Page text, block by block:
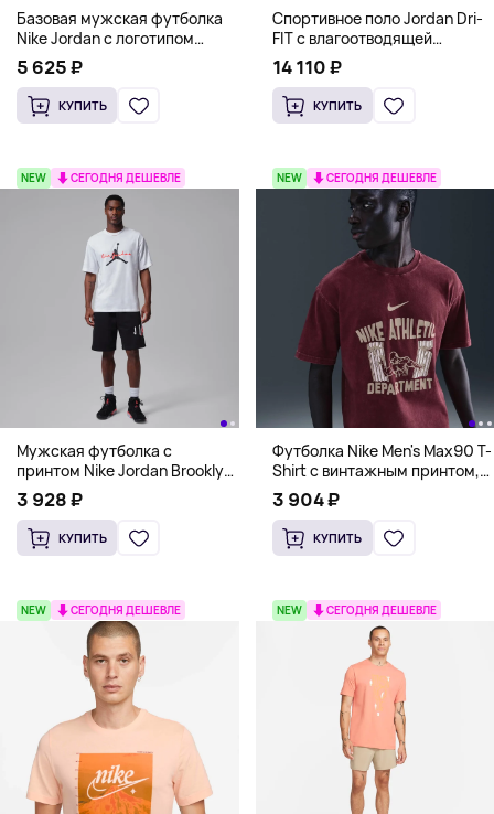
Базовая мужская футболка
Nike Jordan с логотипом
Jumpman, белый
5 625 ₽
КУПИТЬ
Спортивное поло Jordan Dri-
FIT с влагоотводящей
технологией, красный
14 110 ₽
КУПИТЬ
NEW СЕГОДНЯ ДЕШЕВЛЕ
Мужская футболка с
принтом Nike Jordan Brooklyn
Graphic T-Shirt, белый
3 928 ₽
КУПИТЬ
NEW СЕГОДНЯ ДЕШЕВЛЕ
Футболка Nike Men's Max90 T-
Shirt с винтажным принтом,
бордовый
3 904 ₽
КУПИТЬ
NEW СЕГОДНЯ ДЕШЕВЛЕ NEW СЕГОДНЯ ДЕШЕВЛЕ